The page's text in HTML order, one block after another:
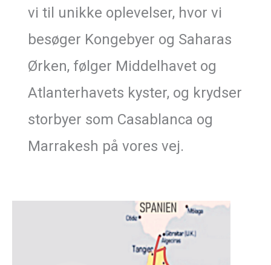
vi til unikke oplevelser, hvor vi
besøger Kongebyer og Saharas
Ørken, følger Middelhavet og
Atlanterhavets kyster, og krydser
storbyer som Casablanca og
Marrakesh på vores vej.